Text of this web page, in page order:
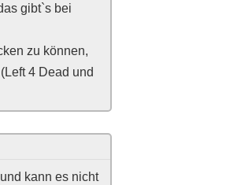
gibt`s bei
zu können,
4 Dead und
kann es nicht